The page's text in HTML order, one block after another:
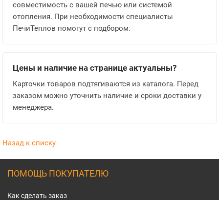
совместимость с вашей печью или системой
отопления. При необходимости специалисты
ПечиТеплов помогут с подбором.
Цены и наличие на странице актуальны?
Карточки товаров подтягиваются из каталога. Перед
заказом можно уточнить наличие и сроки доставки у
менеджера.
Назад к списку
ПОМОЩЬ ПОКУПАТЕЛЮ
Как сделать заказ